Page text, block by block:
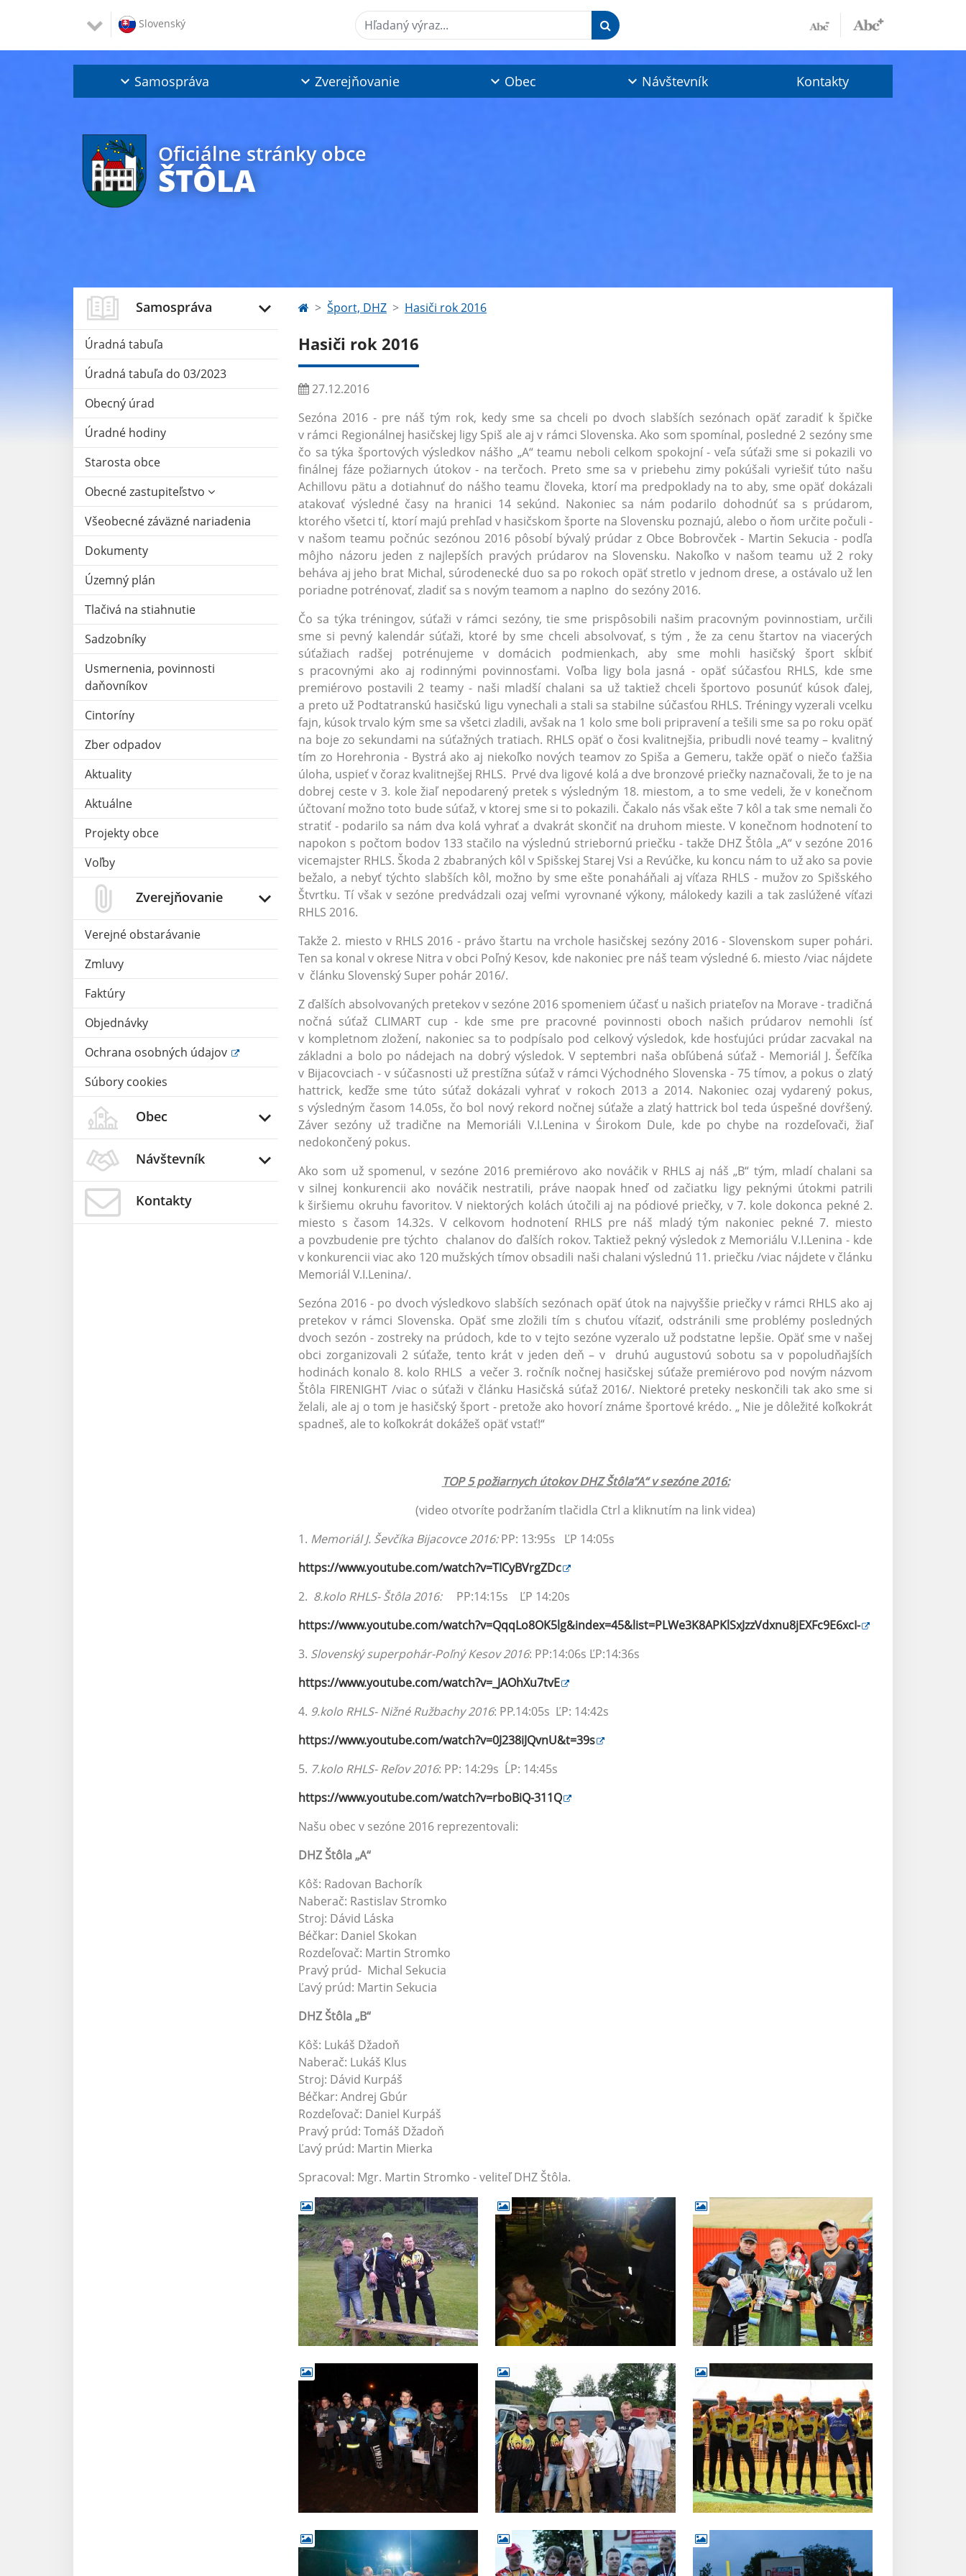
Slovenský Hľadaný výraz...
Samospráva Zverejňovanie Obec Návštevník Kontakty
Oficiálne stránky obce
ŠTÔLA
Samospráva
Úradná tabuľa
Úradná tabuľa do 03/2023
Obecný úrad
Úradné hodiny
Starosta obce
Obecné zastupiteľstvo
Všeobecné záväzné nariadenia
Dokumenty
Územný plán
Tlačivá na stiahnutie
Sadzobníky
Usmernenia, povinnosti
daňovníkov
Cintoríny
Zber odpadov
Aktuality
Aktuálne
Projekty obce
Voľby
Zverejňovanie
Verejné obstarávanie
Zmluvy
Faktúry
Objednávky
Ochrana osobných údajov
Súbory cookies
Obec
Návštevník
Kontakty
Šport, DHZ Hasiči rok 2016
Hasiči rok 2016
27.12.2016
Sezóna 2016 - pre náš tým rok, kedy sme sa chceli po dvoch slabších sezónach opäť zaradiť k špičke
v rámci Regionálnej hasičskej ligy Spiš ale aj v rámci Slovenska. Ako som spomínal, posledné 2 sezóny sme
čo sa týka športových výsledkov nášho „A“ teamu neboli celkom spokojní - veľa súťaži sme si pokazili vo
finálnej fáze požiarnych útokov - na terčoch. Preto sme sa v priebehu zimy pokúšali vyriešiť túto našu
Achillovu pätu a dotiahnuť do nášho teamu človeka, ktorí ma predpoklady na to aby, sme opäť dokázali
atakovať výsledné časy na hranici 14 sekúnd. Nakoniec sa nám podarilo dohodnúť sa s prúdarom,
ktorého všetci tí, ktorí majú prehľad v hasičskom športe na Slovensku poznajú, alebo o ňom určite počuli -
v našom teamu počnúc sezónou 2016 pôsobí bývalý prúdar z Obce Bobrovček - Martin Sekucia - podľa
môjho názoru jeden z najlepších pravých prúdarov na Slovensku. Nakoľko v našom teamu už 2 roky
beháva aj jeho brat Michal, súrodenecké duo sa po rokoch opäť stretlo v jednom drese, a ostávalo už len
poriadne potrénovať, zladiť sa s novým teamom a naplno do sezóny 2016.
Čo sa týka tréningov, súťaži v rámci sezóny, tie sme prispôsobili našim pracovným povinnostiam, určili
sme si pevný kalendár súťaži, ktoré by sme chceli absolvovať, s tým , že za cenu štartov na viacerých
súťažiach radšej potrénujeme v domácich podmienkach, aby sme mohli hasičský šport skĺbiť
s pracovnými ako aj rodinnými povinnosťami. Voľba ligy bola jasná - opäť súčasťou RHLS, kde sme
premiérovo postavili 2 teamy - naši mladší chalani sa už taktiež chceli športovo posunúť kúsok ďalej,
a preto už Podtatranskú hasičskú ligu vynechali a stali sa stabilne súčasťou RHLS. Tréningy vyzerali vcelku
fajn, kúsok trvalo kým sme sa všetci zladili, avšak na 1 kolo sme boli pripravení a tešili sme sa po roku opäť
na boje zo sekundami na súťažných tratiach. RHLS opäť o čosi kvalitnejšia, pribudli nové teamy – kvalitný
tím zo Horehronia - Bystrá ako aj niekoľko nových teamov zo Spiša a Gemeru, takže opäť o niečo ťažšia
úloha, uspieť v čoraz kvalitnejšej RHLS. Prvé dva ligové kolá a dve bronzové priečky naznačovali, že to je na
dobrej ceste v 3. kole žiaľ nepodarený pretek s výsledným 18. miestom, a to sme vedeli, že v konečnom
účtovaní možno toto bude súťaž, v ktorej sme si to pokazili. Čakalo nás však ešte 7 kôl a tak sme nemali čo
stratiť - podarilo sa nám dva kolá vyhrať a dvakrát skončiť na druhom mieste. V konečnom hodnotení to
napokon s počtom bodov 133 stačilo na výslednú striebornú priečku - takže DHZ Štôla „A“ v sezóne 2016
vicemajster RHLS. Škoda 2 zbabraných kôl v Spišskej Starej Vsi a Revúčke, ku koncu nám to už ako sa povie
bežalo, a nebyť týchto slabších kôl, možno by sme ešte ponaháňali aj víťaza RHLS - mužov zo Spišského
Štvrtku. Tí však v sezóne predvádzali ozaj veľmi vyrovnané výkony, málokedy kazili a tak zaslúžené víťazi
RHLS 2016.
Takže 2. miesto v RHLS 2016 - právo štartu na vrchole hasičskej sezóny 2016 - Slovenskom super pohári.
Ten sa konal v okrese Nitra v obci Poľný Kesov, kde nakoniec pre náš team výsledné 6. miesto /viac nájdete
v článku Slovenský Super pohár 2016/.
Z ďalších absolvovaných pretekov v sezóne 2016 spomeniem účasť u našich priateľov na Morave - tradičná
nočná súťaž CLIMART cup - kde sme pre pracovné povinnosti oboch našich prúdarov nemohli ísť
v kompletnom zložení, nakoniec sa to podpísalo pod celkový výsledok, kde hosťujúci prúdar zacvakal na
základni a bolo po nádejach na dobrý výsledok. V septembri naša obľúbená súťaž - Memoriál J. Šefčíka
v Bijacovciach - v súčasnosti už prestížna súťaž v rámci Východného Slovenska - 75 tímov, a pokus o zlatý
hattrick, keďže sme túto súťaž dokázali vyhrať v rokoch 2013 a 2014. Nakoniec ozaj vydarený pokus,
s výsledným časom 14.05s, čo bol nový rekord nočnej súťaže a zlatý hattrick bol teda úspešné dovŕšený.
Záver sezóny už tradične na Memoriáli V.I.Lenina v Śirokom Dule, kde po chybe na rozdeľovači, žiaľ
nedokončený pokus.
Ako som už spomenul, v sezóne 2016 premiérovo ako nováčik v RHLS aj náš „B“ tým, mladí chalani sa
v silnej konkurencii ako nováčik nestratili, práve naopak hneď od začiatku ligy peknými útokmi patrili
k širšiemu okruhu favoritov. V niektorých kolách útočili aj na pódiové priečky, v 7. kole dokonca pekné 2.
miesto s časom 14.32s. V celkovom hodnotení RHLS pre náš mladý tým nakoniec pekné 7. miesto
a povzbudenie pre týchto chalanov do ďalších rokov. Taktiež pekný výsledok z Memoriálu V.I.Lenina - kde
v konkurencii viac ako 120 mužských tímov obsadili naši chalani výslednú 11. priečku /viac nájdete v článku
Memoriál V.I.Lenina/.
Sezóna 2016 - po dvoch výsledkovo slabších sezónach opäť útok na najvyššie priečky v rámci RHLS ako aj
pretekov v rámci Slovenska. Opäť sme zložili tím s chuťou víťaziť, odstránili sme problémy posledných
dvoch sezón - zostreky na prúdoch, kde to v tejto sezóne vyzeralo už podstatne lepšie. Opäť sme v našej
obci zorganizovali 2 súťaže, tento krát v jeden deň – v druhú augustovú sobotu sa v popoludňajších
hodinách konalo 8. kolo RHLS a večer 3. ročník nočnej hasičskej súťaže premiérovo pod novým názvom
Štôla FIRENIGHT /viac o súťaži v článku Hasičská súťaž 2016/. Niektoré preteky neskončili tak ako sme si
želali, ale aj o tom je hasičský šport - pretože ako hovorí známe športové krédo. „ Nie je dôležité koľkokrát
spadneš, ale to koľkokrát dokážeš opäť vstať!“
TOP 5 požiarnych útokov DHZ Štôla“A“ v sezóne 2016:
(video otvoríte podržaním tlačidla Ctrl a kliknutím na link videa)
1. Memoriál J. Ševčíka Bijacovce 2016:PP: 13:95s ĽP 14:05s
https://www.youtube.com/watch?v=TICyBVrgZDc
2. 8.kolo RHLS- Štôla 2016:PP:14:15s ĽP 14:20s
https://www.youtube.com/watch?v=QqqLo8OK5lg&index=45&list=PLWe3K8APKlSxJzzVdxnu8jEXFc9E6xcI-
3. Slovenský superpohár-Poľný Kesov 2016: PP:14:06s ĽP:14:36s
https://www.youtube.com/watch?v=_JAOhXu7tvE
4. 9.kolo RHLS- Nižné Ružbachy 2016: PP.14:05s ĽP: 14:42s
https://www.youtube.com/watch?v=0J238iJQvnU&t=39s
5. 7.kolo RHLS- Reľov 2016: PP: 14:29s ĹP: 14:45s
https://www.youtube.com/watch?v=rboBiQ-311Q
Našu obec v sezóne 2016 reprezentovali:
DHZ Štôla „A“
Kôš: Radovan Bachorík
Naberač: Rastislav Stromko
Stroj: Dávid Láska
Béčkar: Daniel Skokan
Rozdeľovač: Martin Stromko
Pravý prúd- Michal Sekucia
Ľavý prúd: Martin Sekucia
DHZ Štôla „B“
Kôš: Lukáš Džadoň
Naberač: Lukáš Klus
Stroj: Dávid Kurpáš
Béčkar: Andrej Gbúr
Rozdeľovač: Daniel Kurpáš
Pravý prúd: Tomáš Džadoň
Ľavý prúd: Martin Mierka
Spracoval: Mgr. Martin Stromko - veliteľ DHZ Štôla.